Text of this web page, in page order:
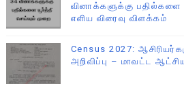
வினாக்களுக்கு பதில்களை
எளிய விரைவு விளக்கம்
Census 2027:
அறிவிப்பு – மாவட்ட